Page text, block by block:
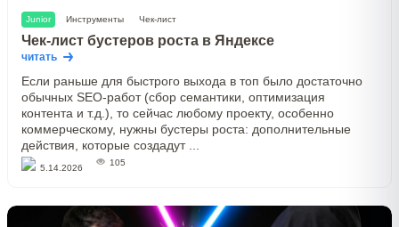
Junior Инструменты Чек-лист
Чек-лист бустеров роста в Яндексе
читать
Если раньше для быстрого выхода в топ было достаточно
обычных SEO-работ (сбор семантики, оптимизация
контента и т.д.), то сейчас любому проекту, особенно
коммерческому, нужны бустеры роста: дополнительные
действия, которые создадут ...
5.14.2026
105